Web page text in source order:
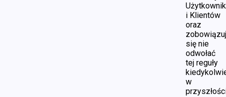
i Klientów
oraz
się nie
odwołać
tej reguły
w